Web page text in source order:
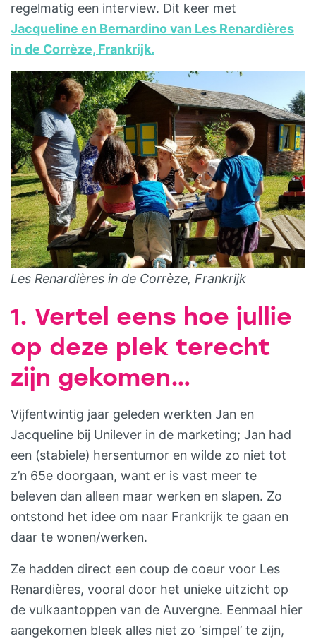
regelmatig een interview. Dit keer met
Jacqueline en Bernardino van Les Renardières
in de Corrèze, Frankrijk.
Les Renardières in de Corrèze, Frankrijk
1. Vertel eens hoe jullie
op deze plek terecht
zijn gekomen…
Vijfentwintig jaar geleden werkten Jan en
Jacqueline bij Unilever in de marketing; Jan had
een (stabiele) hersentumor en wilde zo niet tot
z’n 65e doorgaan, want er is vast meer te
beleven dan alleen maar werken en slapen. Zo
ontstond het idee om naar Frankrijk te gaan en
daar te wonen/werken.
Ze hadden direct een coup de coeur voor Les
Renardières, vooral door het unieke uitzicht op
de vulkaantoppen van de Auvergne. Eenmaal hier
aangekomen bleek alles niet zo ‘simpel’ te zijn,